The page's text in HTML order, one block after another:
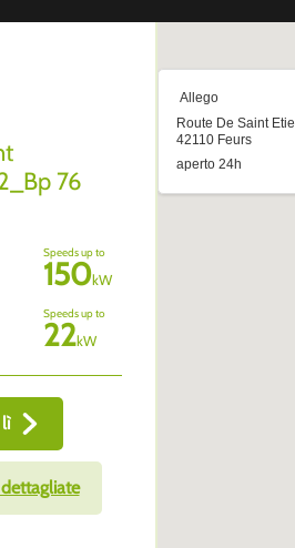
76
Speeds up to
150kW
Speeds up to
22kW